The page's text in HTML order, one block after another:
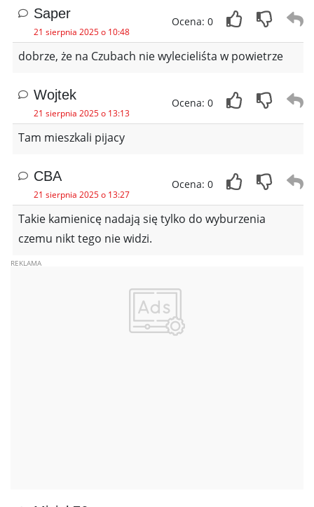
Saper
21 sierpnia 2025 o 10:48
Ocena: 0
dobrze, że na Czubach nie wylecieliśta w powietrze
Wojtek
21 sierpnia 2025 o 13:13
Ocena: 0
Tam mieszkali pijacy
CBA
21 sierpnia 2025 o 13:27
Ocena: 0
Takie kamienicę nadają się tylko do wyburzenia
czemu nikt tego nie widzi.